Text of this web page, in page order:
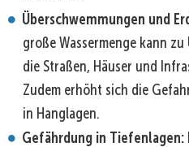
Überschwemmungen und
große Wassermenge kann
die Straßen, Häuser und
Zudem erhöht sich die
in Hanglagen.
Gefährdung in Tiefenlagen: